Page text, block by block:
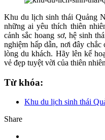
Khu du lịch sinh thái Quảng
những ai yêu thích thiên
cảnh sắc hoang sơ, hệ sinh
nghiệm hấp dẫn, nơi đây chắc
lòng du khách. Hãy lên kế
vẻ đẹp tuyệt vời của thiên
Từ khóa:
Khu du lịch sinh thái
Share